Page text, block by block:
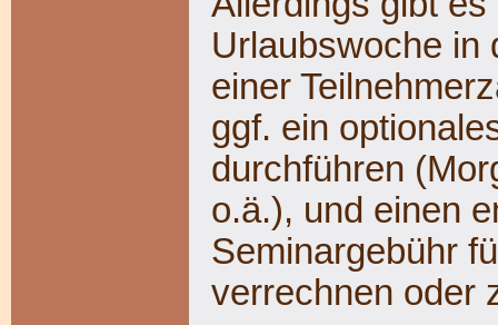
Urlaubswoche in
einer
ggf. ein
durchführen
o.ä.), und einen
Seminargebühr
verrechnen oder